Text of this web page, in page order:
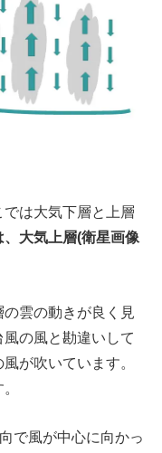
は大気下層と上層
、大気上層(衛星画像
雲の動きが良く見
の風と勘違いして
が吹いています。
で風が中心に向かっ